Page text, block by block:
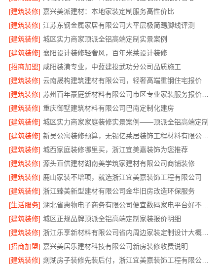
[建筑装修] 嘉兴美派建材：本地家装定制服务高性价比
[建筑装修] 江苏东钢金属家居有限公司大平层极简踢脚线评测
[建筑装修] 城区实力商家顶派全铝高端定制实景案例
[建筑装修] 襄阳设计装修轻奢风，百年米莱设计装修
[招商加盟] 咸阳装潢专业，中蓝建投武功分公司品质施工
[建筑装修] 云南晟构建筑建材有限公司，轻奢高端重钢住宅报价
[建筑装修]
苏州百年豪庭新材料有限公司市区专业家装服务报价老房翻新
[建筑装修] 重庆御墅建筑材料有限公司巴南定制化建房
[建筑装修] 城区实力商家家庭装修实景案例——顶派全铝高端定制
[建筑装修]
新吴公寓装修预算，无锡亿莱居装饰工程材料有限公司透明省心
[建筑装修] 城西家庭装修哪里买，浙江宜美嘉装饰为您推荐
[建筑装修] 源头直供建材湖南美学筑家建材有限公司商铺装修
[建筑装修] 鹿山家装不增项，就选浙江宜美嘉装饰工程有限公司
[建筑装修] 浙江臻美新型建材有限公司金华旧房改造环保服务
[生活服务]
湖北省惠物电子商务有限公司便宜数码家电平台好不好测评
[建筑装修] 城区正规品牌顶派全铝高端定制家装报价明细
[建筑装修]
浙江乐享新材料有限公司省内周边家装定制设计大概报价
[招商加盟] 嘉兴美居乐建材科技有限公司新房装修收费说明
[建筑装修]
剡湖房子装修先装后付，浙江宜美嘉装饰工程有限公司服务